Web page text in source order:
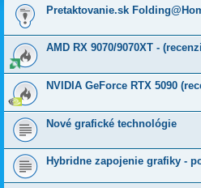
Pretaktovanie.sk
AMD RX 9070/9070XT -
NVIDIA GeForce RTX 5090
Nové grafické technológie
Hybridne zapojenie grafiky -